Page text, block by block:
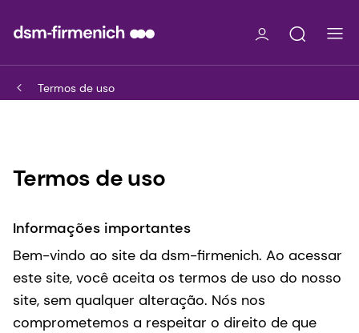
Termos de uso
Termos de uso
Informações importantes
Bem-vindo ao site da dsm-firmenich. Ao acessar
este site, você aceita os termos de uso do nosso
site, sem qualquer alteração. Nós nos
comprometemos a respeitar o direito de que